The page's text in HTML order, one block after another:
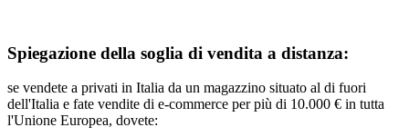
Spiegazione della soglia di vendita a distanza:
se vendete a privati in Italia da un magazzino situato al di fuori
dell'Italia e fate vendite di e-commerce per più di 10.000 € in tutta
l'Unione Europea, dovete: